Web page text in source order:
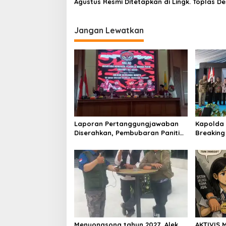
Jangan Lewatkan
Laporan Pertanggungjawaban
Diserahkan, Pembubaran Panitia
Kapolda
Provinsi
Menyongsong tahun 2027, Alek
AKTIVIS